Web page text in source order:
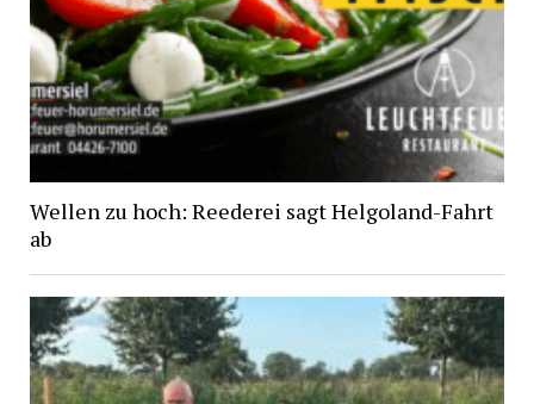
Wellen zu hoch: Reederei sagt Helgoland-Fahrt
ab